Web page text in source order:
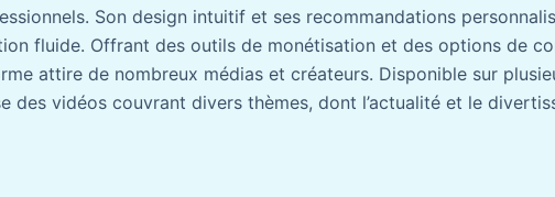
Son design intuitif et ses recommandations
fluide. Offrant des outils de monétisation et des options de
attire de nombreux médias et créateurs. Disponible sur
des vidéos couvrant divers thèmes, dont l’actualité et le